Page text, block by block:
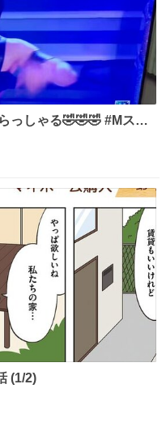
っしゃる🤣🤣🤣 #Mステ
(1/2)